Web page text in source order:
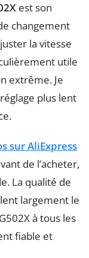
est son
changement
la vitesse
utile
extrême. Je
plus lent
sur AliExpress
de l’acheter,
La qualité de
largement le
à tous les
fiable et